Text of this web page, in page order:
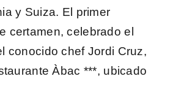
y Suiza. El primer
certamen, celebrado el
conocido chef Jordi Cruz,
Àbac ***, ubicado